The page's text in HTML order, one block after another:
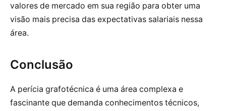
valores de mercado em sua região para obter uma
visão mais precisa das expectativas salariais nessa
área.
Conclusão
A perícia grafotécnica é uma área complexa e
fascinante que demanda conhecimentos técnicos,